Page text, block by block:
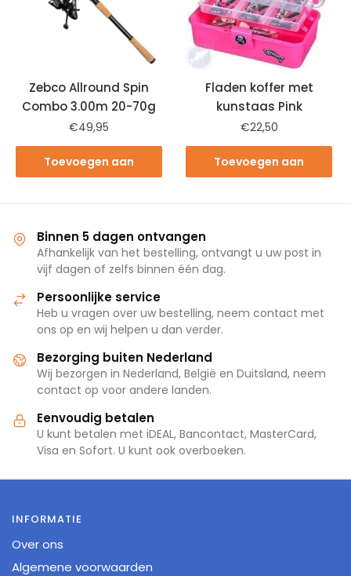
Zebco Allround Spin
Combo 3.00m 20-70g
€49,95
Toevoegen aan
Fladen koffer met
kunstaas Pink
€22,50
Toevoegen aan
Binnen 5 dagen ontvangen
Afhankelijk van het bestelling, ontvangt u uw post in
vijf dagen of zelfs binnen één dag.
Persoonlijke service
Heb u vragen over uw bestelling, neem contact met
ons op en wij helpen u dan verder.
Bezorging buiten Nederland
Wij bezorgen in Nederland, België en Duitsland, neem
contact op voor andere landen.
Eenvoudig betalen
U kunt betalen met iDEAL, Bancontact, MasterCard,
Visa en Sofort. U kunt ook overboeken.
INFORMATIE
Over ons
Algemene voorwaarden